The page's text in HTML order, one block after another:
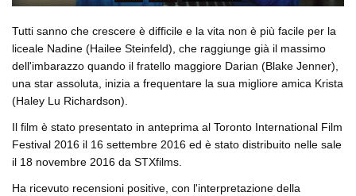
Tutti sanno che crescere è difficile e la vita non è più facile per la
liceale Nadine (Hailee Steinfeld), che raggiunge già il massimo
dell'imbarazzo quando il fratello maggiore Darian (Blake Jenner),
una star assoluta, inizia a frequentare la sua migliore amica Krista
(Haley Lu Richardson).
Il film è stato presentato in anteprima al Toronto International Film
Festival 2016 il 16 settembre 2016 ed è stato distribuito nelle sale
il 18 novembre 2016 da STXfilms.
Ha ricevuto recensioni positive, con l'interpretazione della